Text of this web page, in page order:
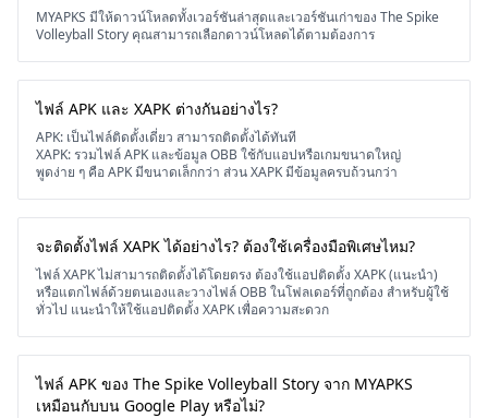
MYAPKS มีให้ดาวน์โหลดทั้งเวอร์ชันล่าสุดและเวอร์ชันเก่าของ The Spike
Volleyball Story คุณสามารถเลือกดาวน์โหลดได้ตามต้องการ
ไฟล์ APK และ XAPK ต่างกันอย่างไร?
APK: เป็นไฟล์ติดตั้งเดี่ยว สามารถติดตั้งได้ทันที
XAPK: รวมไฟล์ APK และข้อมูล OBB ใช้กับแอปหรือเกมขนาดใหญ่
พูดง่าย ๆ คือ APK มีขนาดเล็กกว่า ส่วน XAPK มีข้อมูลครบถ้วนกว่า
จะติดตั้งไฟล์ XAPK ได้อย่างไร? ต้องใช้เครื่องมือพิเศษไหม?
ไฟล์ XAPK ไม่สามารถติดตั้งได้โดยตรง ต้องใช้แอปติดตั้ง XAPK (แนะนำ)
หรือแตกไฟล์ด้วยตนเองและวางไฟล์ OBB ในโฟลเดอร์ที่ถูกต้อง สำหรับผู้ใช้
ทั่วไป แนะนำให้ใช้แอปติดตั้ง XAPK เพื่อความสะดวก
ไฟล์ APK ของ The Spike Volleyball Story จาก MYAPKS
เหมือนกับบน Google Play หรือไม่?